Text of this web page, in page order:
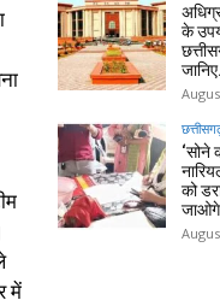
में
के
‘सोने
को